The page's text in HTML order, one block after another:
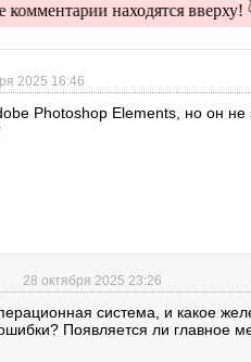
комментарии находятся вверху!
2025 16:46
Photoshop Elements, но он не
28 октября 2025 23:26
система, и какое
Появляется ли главное